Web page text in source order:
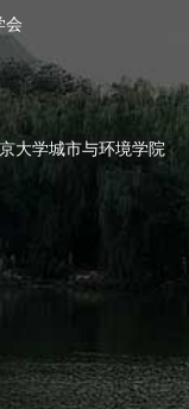
会
大学城市与环境学院